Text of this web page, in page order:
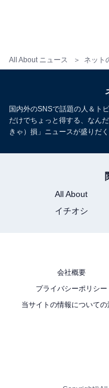
All About ニュース ネット
国内外のSNSで話題の人＆ト
だけでちょっと得する、なん
きゃ）損」ニュースが盛りだく
All About
イチオシ
会社概要
プライバシーポリシー
当サイトの情報についての